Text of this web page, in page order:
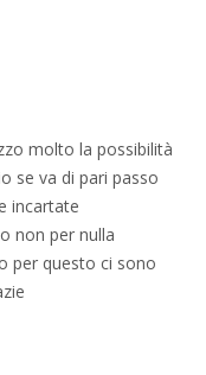
molto la possibilità
se va di pari passo
incartate
non per nulla
per questo ci sono